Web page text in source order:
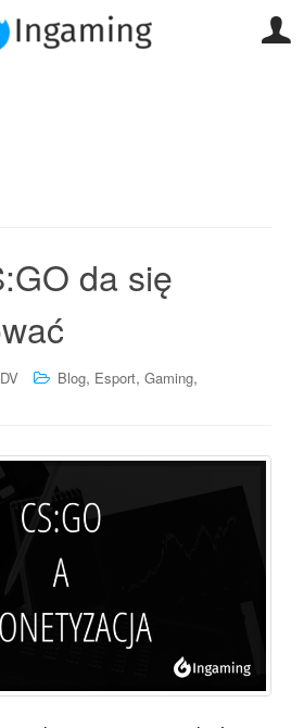
da się
Blog, Esport, Gaming,